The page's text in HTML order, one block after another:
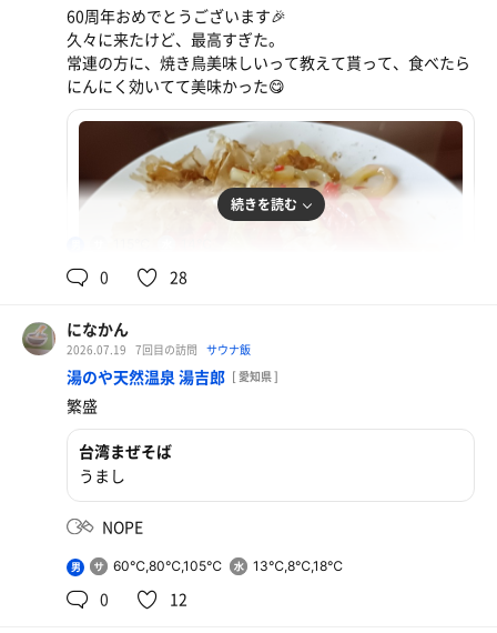
60周年おめでとうございます🎉
久々に来たけど、最高すぎた。
常連の方に、焼き鳥美味しいって教えて貰って、食べたら
にんにく効いてて美味かった😋
焼き鳥と焼きうどん
他のも色々食べたい
デカビタ
続きを読む
0 28
になかん
2026.07.19 7回目の訪問 サウナ飯
湯のや天然温泉 湯吉郎 [ 愛知県 ]
繁盛
台湾まぜそば
うまし
NOPE
男 60℃,80℃,105℃ 13℃,8℃,18℃
0 12